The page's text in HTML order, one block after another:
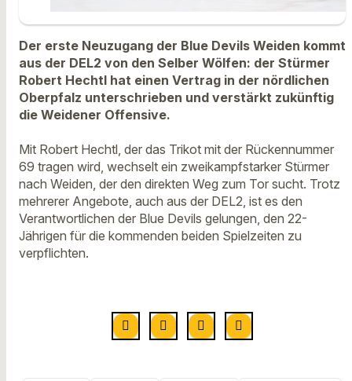
Der erste Neuzugang der Blue Devils Weiden kommt
aus der DEL2 von den Selber Wölfen: der Stürmer
Robert Hechtl hat einen Vertrag in der nördlichen
Oberpfalz unterschrieben und verstärkt zukünftig
die Weidener Offensive.
Mit Robert Hechtl, der das Trikot mit der Rückennummer
69 tragen wird, wechselt ein zweikampfstarker Stürmer
nach Weiden, der den direkten Weg zum Tor sucht. Trotz
mehrerer Angebote, auch aus der DEL2, ist es den
Verantwortlichen der Blue Devils gelungen, den 22-
Jährigen für die kommenden beiden Spielzeiten zu
verpflichten.